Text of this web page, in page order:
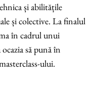
și abilitățile
și colective. La finalul
în cadrul unui
să pună în
ului.